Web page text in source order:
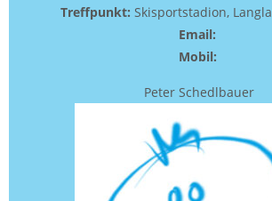
Treffpunkt: Skisportstadion,
Email:
Mobil:
Peter Schedlbauer